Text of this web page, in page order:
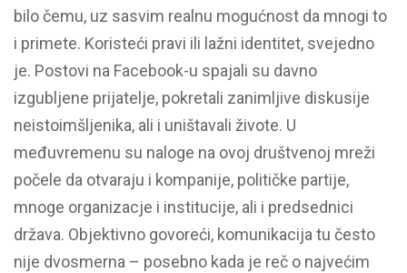
bilo čemu, uz sasvim realnu mogućnost da mnogi to
i primete. Koristeći pravi ili lažni identitet, svejedno
je. Postovi na Facebook-u spajali su davno
izgubljene prijatelje, pokretali zanimljive diskusije
neistoimšljenika, ali i uništavali živote. U
međuvremenu su naloge na ovoj društvenoj mreži
počele da otvaraju i kompanije, političke partije,
mnoge organizacje i institucije, ali i predsednici
država. Objektivno govoreći, komunikacija tu često
nije dvosmerna – posebno kada je reč o najvećim